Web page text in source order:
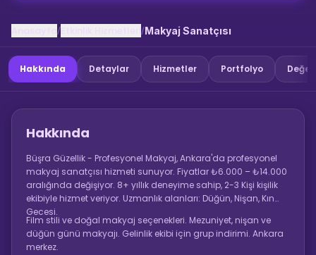
/ /Makyaj Sanatçısı
Hakkında Detaylar Hizmetler Portfolyo
Hakkında
Büşra Güzellik - Profesyonel Makyaj, Ankara'da profesyonel
makyaj sanatçısı hizmeti sunuyor. Fiyatlar ₺6.000 – ₺14.000
aralığında değişiyor. 8+ yıllık deneyime sahip, 2-3 Kişi kişilik
ekibiyle hizmet veriyor. Uzmanlık alanları: Düğün, Nişan, Kına
Gecesi.
Film stili ve doğal makyaj seçenekleri. Mezuniyet, nişan ve
düğün günü makyajı. Gelinlik ekibi için grup indirimi. Ankara
merkez.